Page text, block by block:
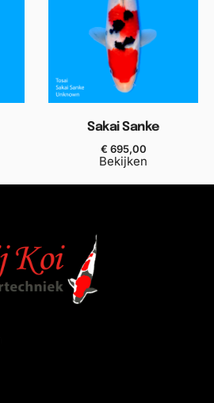
Sakai Sanke
€ 695,00
Bekijken